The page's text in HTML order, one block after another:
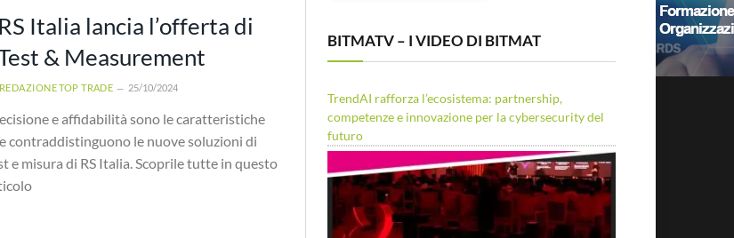
RS Italia lancia l’offerta di
& Measurement
REDAZIONE TOP TRADE 25/10/2024
e affidabilità sono le caratteristiche
contraddistinguono le nuove soluzioni di
e misura di RS Italia. Scoprile tutte in questo
BITMATV – I VIDEO DI BITMAT
TrendAI rafforza l’ecosistema: partnership,
competenze e innovazione per la cybersecurity del
futuro